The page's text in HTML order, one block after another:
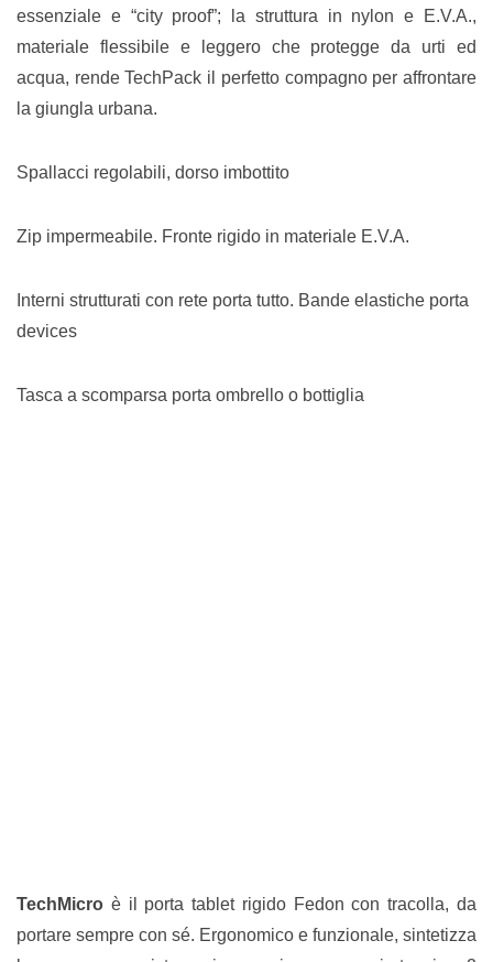
essenziale e “city proof”; la struttura in nylon e E.V.A.,
materiale flessibile e leggero che protegge da urti ed
acqua, rende TechPack il perfetto compagno per affrontare
la giungla urbana.
Spallacci regolabili, dorso imbottito
Zip impermeabile. Fronte rigido in materiale E.V.A.
Interni strutturati con rete porta tutto. Bande elastiche porta
devices
Tasca a scomparsa porta ombrello o bottiglia
TechMicro è il porta tablet rigido Fedon con tracolla, da
portare sempre con sé. Ergonomico e funzionale, sintetizza